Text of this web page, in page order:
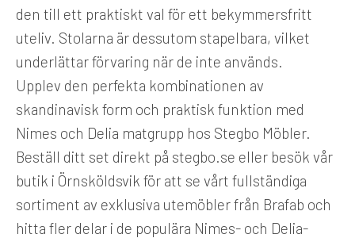
den till ett praktiskt val för ett bekymmersfritt
uteliv. Stolarna är dessutom stapelbara, vilket
underlättar förvaring när de inte används.
Upplev den perfekta kombinationen av
skandinavisk form och praktisk funktion med
Nimes och Delia matgrupp hos Stegbo Möbler.
Beställ ditt set direkt på stegbo.se eller besök vår
butik i Örnsköldsvik för att se vårt fullständiga
sortiment av exklusiva utemöbler från Brafab och
hitta fler delar i de populära Nimes- och Delia-